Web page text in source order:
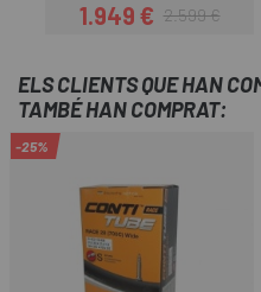
Preu
1.949 €Preu regular
2.599 €
ELS CLIENTS QUE HAN
TAMBÉ HAN COMPRAT:
-25%